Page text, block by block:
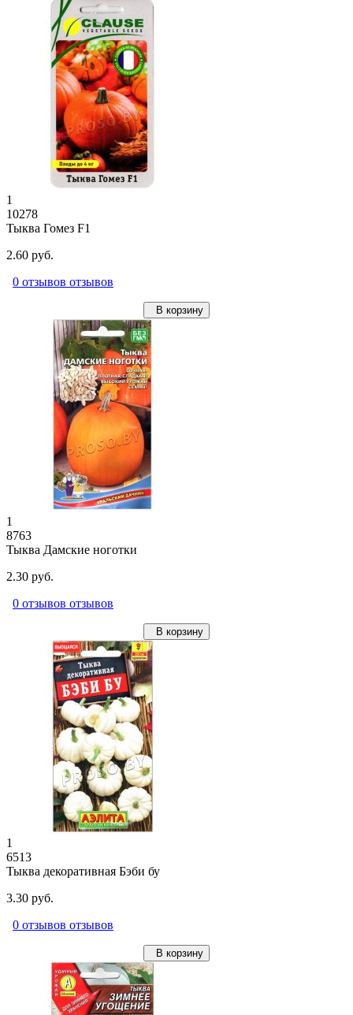
1
10278
Тыква Гомез F1
2.60 руб.
0 отзывов отзывов
В корзину
1
8763
Тыква Дамские ноготки
2.30 руб.
0 отзывов отзывов
В корзину
1
6513
Тыква декоративная Бэби бу
3.30 руб.
0 отзывов отзывов
В корзину